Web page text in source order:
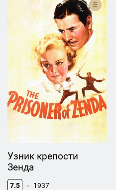
Узник крепости
Зенда
7.5 1937